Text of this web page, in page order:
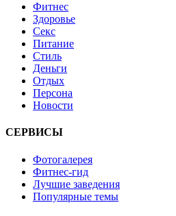
Фитнес
Здоровье
Секс
Питание
Стиль
Деньги
Отдых
Персона
Новости
СЕРВИСЫ
Фотогалерея
Фитнес-гид
Лучшие заведения
Популярные темы